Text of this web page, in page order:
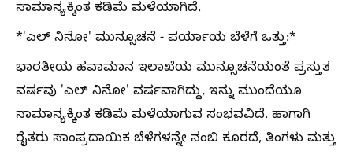
ಸಾಮಾನ್ಯಕ್ಕಿಂತ ಕಡಿಮೆ ಮಳೆಯಾಗಿದೆ.
*'ಎಲ್ ನಿನೋ' ಮುನ್ಸೂಚನೆ - ಪರ್ಯಾಯ ಬೆಳೆಗೆ ಒತ್ತು:*
ಭಾರತೀಯ ಹವಾಮಾನ ಇಲಾಖೆಯ ಮುನ್ಸೂಚನೆಯಂತೆ ಪ್ರಸ್ತುತ
ವರ್ಷವು 'ಎಲ್ ನಿನೋ' ವರ್ಷವಾಗಿದ್ದು, ಇನ್ನು ಮುಂದೆಯೂ
ಸಾಮಾನ್ಯಕ್ಕಿಂತ ಕಡಿಮೆ ಮಳೆಯಾಗುವ ಸಂಭವವಿದೆ. ಹಾಗಾಗಿ
ರೈತರು ಸಾಂಪ್ರದಾಯಿಕ ಬೆಳೆಗಳನ್ನೇ ನಂಬಿ ಕೂರದೆ, ತಿಂಗಳು ಮತ್ತು